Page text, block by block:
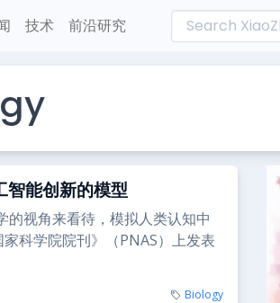
技术 前沿研究
智能创新的模型
的视角来看待，模拟人类认知中
科学院院刊》（PNAS）上发表
Biology